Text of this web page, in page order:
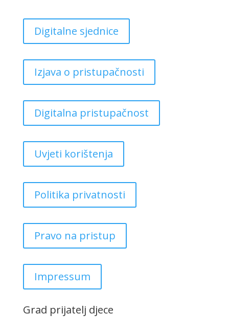
Digitalne sjednice
Izjava o pristupačnosti
Digitalna pristupačnost
Uvjeti korištenja
Politika privatnosti
Pravo na pristup
Impressum
Grad prijatelj djece